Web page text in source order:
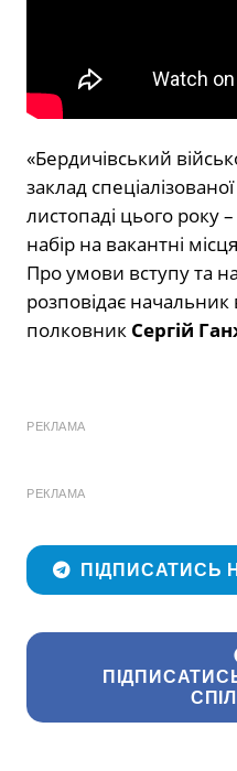
«Бердичівський
заклад
листопаді цього року
набір на вакантні
Про умови вступу та
розповідає начальник
полковник Сергій
РЕКЛАМА
РЕКЛАМА
ПІДПИСАТИСЬ